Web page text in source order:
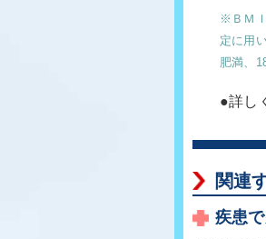
※ＢＭ
定に用
肥満、
●詳し
関連
疾患